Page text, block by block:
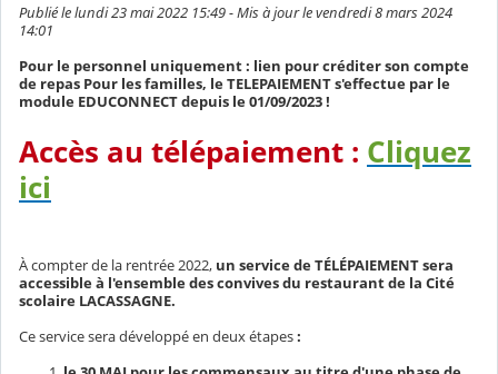
Publié le lundi 23 mai 2022 15:49 - Mis à jour le vendredi 8 mars 2024
14:01
Pour le personnel uniquement : lien pour créditer son compte
de repas Pour les familles, le TELEPAIEMENT s'effectue par le
module EDUCONNECT depuis le 01/09/2023 !
Accès au télépaiement : Cliquez
ici
À compter de la rentrée 2022, un service de TÉLÉPAIEMENT sera
accessible à l'ensemble des convives du restaurant de la Cité
scolaire LACASSAGNE.
Ce service sera développé en deux étapes: